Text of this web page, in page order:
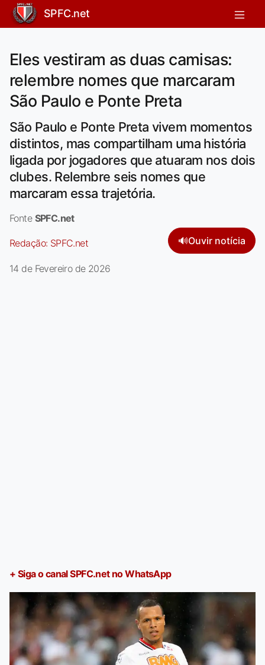
SPFC.net
Eles vestiram as duas camisas:
relembre nomes que marcaram
São Paulo e Ponte Preta
São Paulo e Ponte Preta vivem momentos
distintos, mas compartilham uma história
ligada por jogadores que atuaram nos dois
clubes. Relembre seis nomes que
marcaram essa trajetória.
Fonte SPFC.net
Redação: SPFC.net 🔊Ouvir notícia
14 de Fevereiro de 2026
+ Siga o canal SPFC.net no WhatsApp